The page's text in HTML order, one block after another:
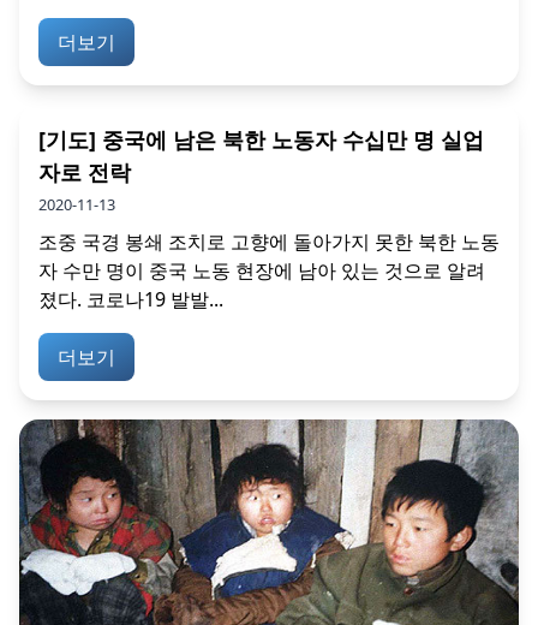
더보기
[기도] 중국에 남은 북한 노동자 수십만 명 실업
자로 전락
2020-11-13
조중 국경 봉쇄 조치로 고향에 돌아가지 못한 북한 노동
자 수만 명이 중국 노동 현장에 남아 있는 것으로 알려
졌다. 코로나19 발발...
더보기